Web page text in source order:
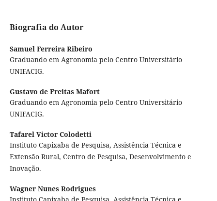
Biografia do Autor
Samuel Ferreira Ribeiro
Graduando em Agronomia pelo Centro Universitário
UNIFACIG.
Gustavo de Freitas Mafort
Graduando em Agronomia pelo Centro Universitário
UNIFACIG.
Tafarel Victor Colodetti
Instituto Capixaba de Pesquisa, Assistência Técnica e
Extensão Rural, Centro de Pesquisa, Desenvolvimento e
Inovação.
Wagner Nunes Rodrigues